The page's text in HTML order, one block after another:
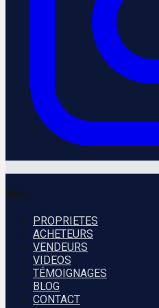
MENU
PROPRIETES
ACHETEURS
VENDEURS
VIDEOS
TÉMOIGNAGES
BLOG
CONTACT